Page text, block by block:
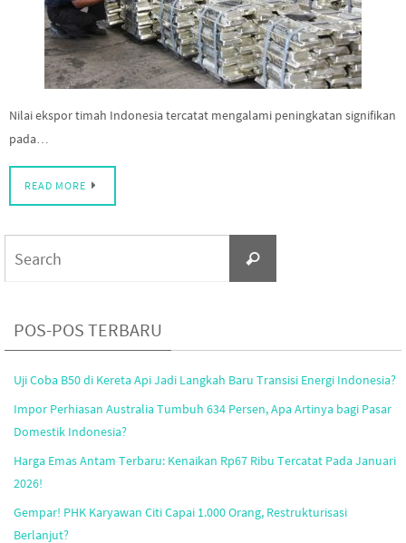
Nilai ekspor timah Indonesia tercatat mengalami peningkatan signifikan
pada…
READ MORE
Search
POS-POS TERBARU
Uji Coba B50 di Kereta Api Jadi Langkah Baru Transisi Energi Indonesia?
Impor Perhiasan Australia Tumbuh 634 Persen, Apa Artinya bagi Pasar
Domestik Indonesia?
Harga Emas Antam Terbaru: Kenaikan Rp67 Ribu Tercatat Pada Januari
2026!
Gempar! PHK Karyawan Citi Capai 1.000 Orang, Restrukturisasi
Berlanjut?